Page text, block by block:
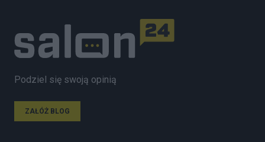
Podziel się swoją opinią
ZAŁÓŻ BLOG